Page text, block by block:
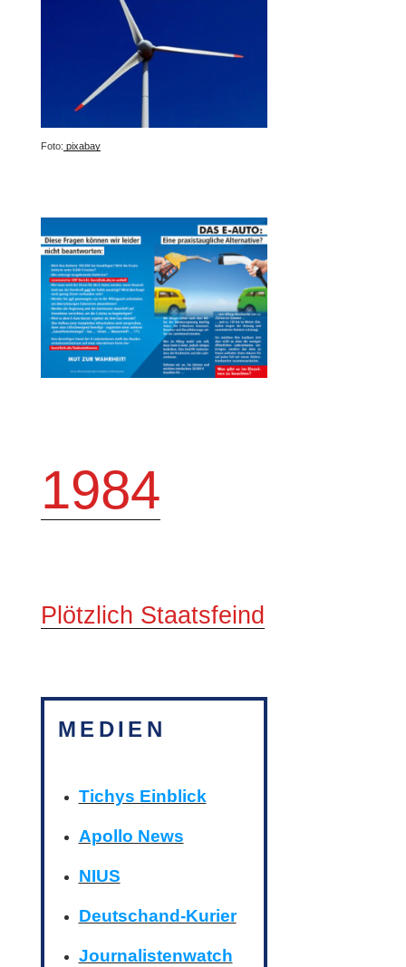
Foto: pixabay
1984
Plötzlich Staatsfeind
MEDIEN
Tichys Einblick
Apollo News
NIUS
Deutschand-Kurier
Journalistenwatch